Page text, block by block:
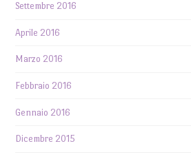
Settembre 2016
Aprile 2016
Marzo 2016
Febbraio 2016
Gennaio 2016
Dicembre 2015